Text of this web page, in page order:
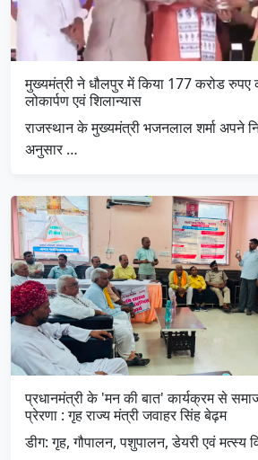
मुख्यमंत्री ने धौलपुर में किया 177 करोड रुपए
लोकार्पण एवं शिलान्यास
राजस्थान के मुख्यमंत्री भजनलाल शर्मा अपने
अनुसार …
प्रधानमंत्री के 'मन की बात' कार्यक्रम से
प्रेरणा : गृह राज्य मंत्री जवाहर सिंह बेढ़म
डीग: गृह, गौपालन, पशुपालन, डेयरी एवं मत्स्य